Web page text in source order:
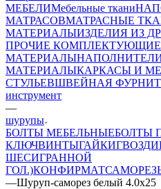
МЕБЕЛИМебельные ткани
МАТРАСОВМАТРАСНЫЕ
МАТЕРИАЛЫИЗДЕЛИЯ ИЗ
ПРОЧИЕ КОМПЛЕКТУЮЩИЕ
МАТЕРИАЛЫ
МАТЕРИАЛЫКАРКАСЫ И
СТУЛЬЕВШВЕЙНАЯ
инструмент
—
шурупы
БОЛТЫ МЕБЕЛЬНЫЕБОЛТЫ
КЛЮЧВИНТЫГАЙКИГВОЗДИ
ШЕСИГРАННОЙ
ГОЛ.)КОНФИРМАТ
—Шуруп-саморез белый 4.0х25